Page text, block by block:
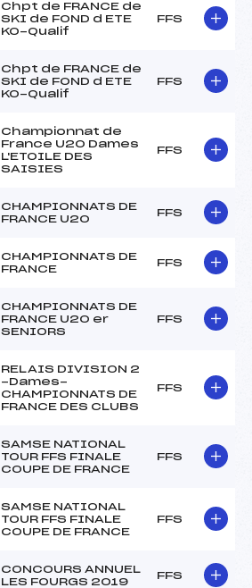
Chpt de FRANCE de
SKI de FOND d ETE
KO-Qualif
FFS
Chpt de FRANCE de
SKI de FOND d ETE
KO-Qualif
FFS
Championnat de
France U20 Dames
L'ETOILE DES
SAISIES
FFS
CHAMPIONNATS DE
FRANCE U20
FFS
CHAMPIONNATS DE
FRANCE
FFS
CHAMPIONNATS DE
FRANCE U20 er
SENIORS
FFS
RELAIS DIVISION 2
-Dames-
CHAMPIONNATS DE
FRANCE DES CLUBS
FFS
SAMSE NATIONAL
TOUR FFS FINALE
COUPE DE FRANCE
FFS
SAMSE NATIONAL
TOUR FFS FINALE
COUPE DE FRANCE
FFS
CONCOURS ANNUEL
LES FOURGS 2019
FFS